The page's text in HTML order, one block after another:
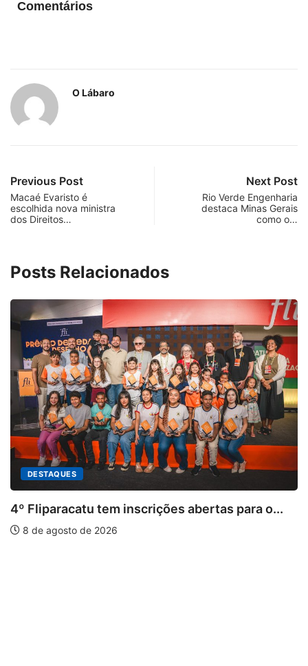
Comentários
O Lábaro
Previous Post
Macaé Evaristo é
escolhida nova ministra
dos Direitos…
Next Post
Rio Verde Engenharia
destaca Minas Gerais
como o…
Posts Relacionados
tem inscrições abertas para o...
2026